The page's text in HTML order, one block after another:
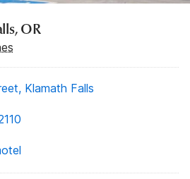
OR
Klamath Falls